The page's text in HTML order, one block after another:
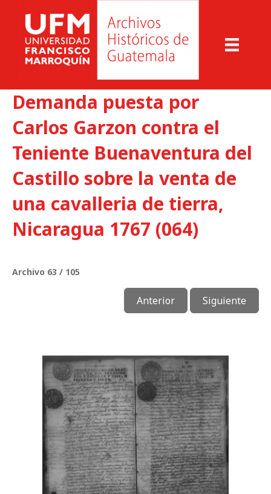
Demanda puesta por
Carlos Garzon contra el
Teniente Buenaventura del
Castillo sobre la venta de
una cavalleria de tierra,
Nicaragua 1767 (064)
Archivo 63 / 105
Anterior Siguiente